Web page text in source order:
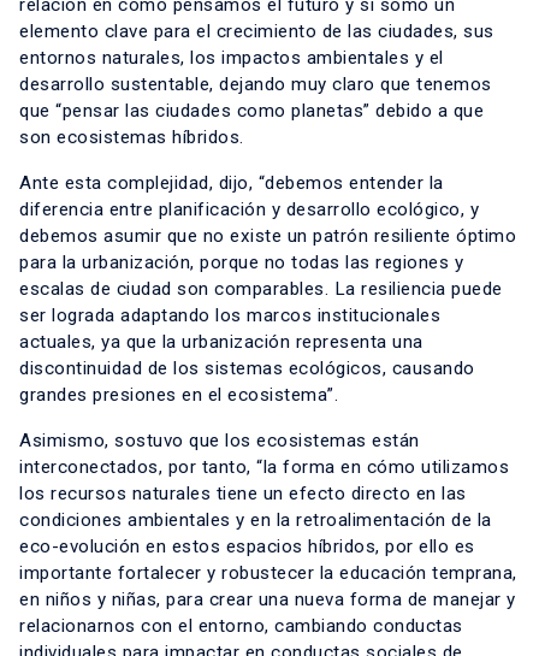
relación en cómo pensamos el futuro y si somo un
elemento clave para el crecimiento de las ciudades, sus
entornos naturales, los impactos ambientales y el
desarrollo sustentable, dejando muy claro que tenemos
que “pensar las ciudades como planetas” debido a que
son ecosistemas híbridos.
Ante esta complejidad, dijo, “debemos entender la
diferencia entre planificación y desarrollo ecológico, y
debemos asumir que no existe un patrón resiliente óptimo
para la urbanización, porque no todas las regiones y
escalas de ciudad son comparables. La resiliencia puede
ser lograda adaptando los marcos institucionales
actuales, ya que la urbanización representa una
discontinuidad de los sistemas ecológicos, causando
grandes presiones en el ecosistema”.
Asimismo, sostuvo que los ecosistemas están
interconectados, por tanto, “la forma en cómo utilizamos
los recursos naturales tiene un efecto directo en las
condiciones ambientales y en la retroalimentación de la
eco-evolución en estos espacios híbridos, por ello es
importante fortalecer y robustecer la educación temprana,
en niños y niñas, para crear una nueva forma de manejar y
relacionarnos con el entorno, cambiando conductas